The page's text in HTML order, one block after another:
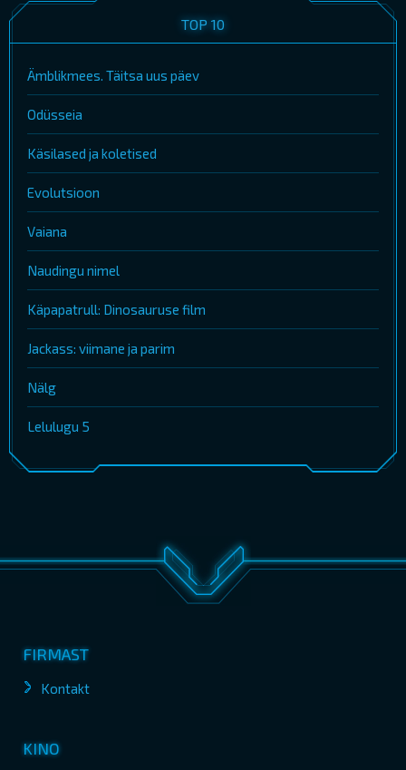
TOP 10
Ämblikmees. Täitsa uus päev
Odüsseia
Käsilased ja koletised
Evolutsioon
Vaiana
Naudingu nimel
Käpapatrull: Dinosauruse film
Jackass: viimane ja parim
Nälg
Lelulugu 5
FIRMAST
Kontakt
KINO